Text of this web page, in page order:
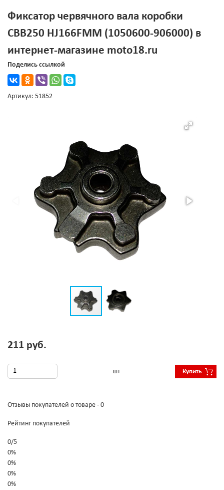
Фиксатор червячного вала коробки
CBB250 HJ166FMM (1050600-906000) в
интернет-магазине moto18.ru
Поделись ссылкой
Артикул: 51852
211 руб.
шт Купить
Отзывы покупателей о товаре - 0
Рейтинг покупателей
0/5
0%
0%
0%
0%